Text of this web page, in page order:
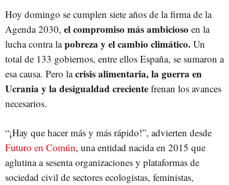
Hoy domingo se cumplen siete años de la firma de la
Agenda 2030, el compromiso más ambicioso en la
lucha contra lapobreza y el cambio climático. Un
total de 133 gobiernos, entre ellos España, se sumaron a
esa causa. Pero lacrisis alimentaria, la guerra en
Ucrania y la desigualdad creciente frenan los avances
necesarios.
“¡Hay que hacer más y más rápido!”, advierten desde
Futuro en Común, una entidad nacida en 2015 que
aglutina a sesenta organizaciones y plataformas de
sociedad civil de sectores ecologistas, feministas,